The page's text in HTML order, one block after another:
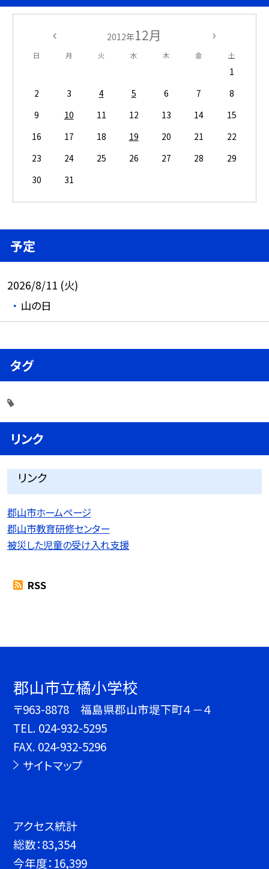
2012年12月
日 月 火 水 木 金 土
1
2
3 4 5 6 7
8
9
10 11 12 13 14
15
16
17 18 19 20 21
22
23
24 25 26 27 28
29
30
31
予定
2026/8/11 (火)
山の日
タグ
リンク
リンク
郡山市ホームページ
郡山市教育研修センター
被災した児童の受け入れ支援
RSS
郡山市立橘小学校
〒963-8878 福島県郡山市堤下町４－４
TEL. 024-932-5295
FAX. 024-932-5296
サイトマップ
アクセス統計
総数：83,354
今年度： 16,399